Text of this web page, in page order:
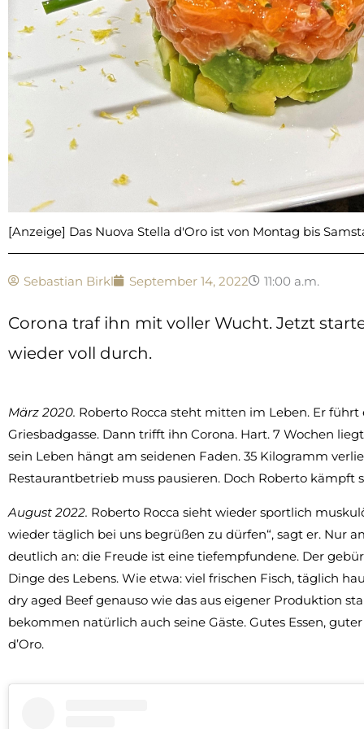
[Anzeige] Das Nuova Stella d'Oro ist von Montag bis
Sebastian Birkl September 14, 2022 11:00 a.m.
Corona traf ihn mit voller Wucht. Jetzt
wieder voll durch.
März 2020. Roberto Rocca steht mitten im Leben. Er
Griesbadgasse. Dann trifft ihn Corona. Hart. 7 Wochen
sein Leben hängt am seidenen Faden. 35 Kilogramm
Restaurantbetrieb muss pausieren. Doch Roberto kämpft
August 2022. Roberto Rocca sieht wieder sportlich
wieder täglich bei uns begrüßen zu dürfen“, sagt er. Nur
deutlich an: die Freude ist eine tiefempfundene. Der
Dinge des Lebens. Wie etwa: viel frischen Fisch, täglich
dry aged Beef genauso wie das aus eigener Produktion
bekommen natürlich auch seine Gäste. Gutes Essen,
d’Oro.